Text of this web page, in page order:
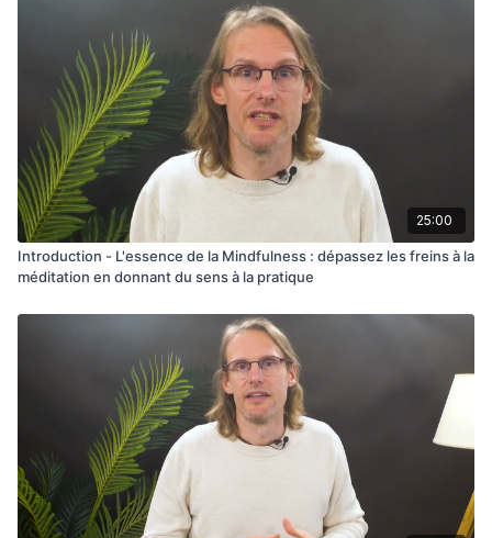
25:00
Introduction - L'essence de la Mindfulness : dépassez les freins à la
méditation en donnant du sens à la pratique